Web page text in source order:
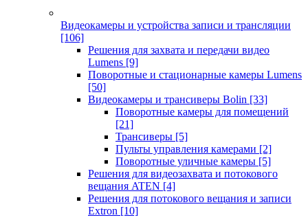
Видеокамеры и устройства записи и трансляции
[106]
Решения для захвата и передачи видео
Lumens [9]
Поворотные и стационарные камеры Lumens
[50]
Видеокамеры и трансиверы Bolin [33]
Поворотные камеры для помещений
[21]
Трансиверы [5]
Пульты управления камерами [2]
Поворотные уличные камеры [5]
Решения для видеозахвата и потокового
вещания ATEN [4]
Решения для потокового вещания и записи
Extron [10]